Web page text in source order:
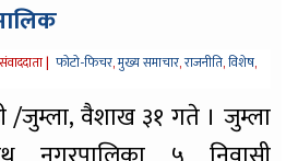
| फोटो-फिचर,मुख्य समाचार,राजनीति,विशेष,
/जुम्ला, वैशाख ३१ गते । जुम्ला